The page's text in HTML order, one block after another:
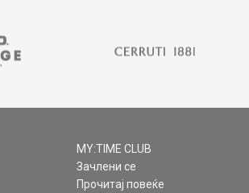
MY:TIME CLUB
Зачлени се
Прочитај повеќе